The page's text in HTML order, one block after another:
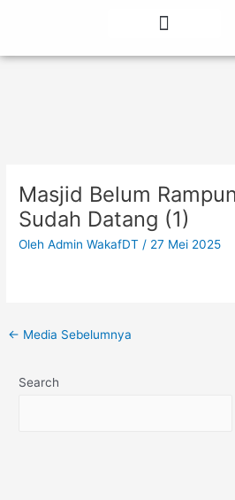
Masjid Belum
Sudah Datang (1)
OlehAdmin WakafDT / 27 Mei 2025
← Media Sebelumnya
Search